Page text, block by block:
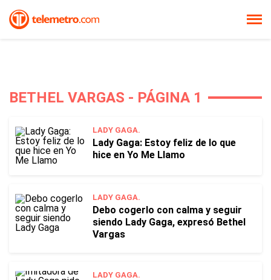
BETHEL VARGAS - PÁGINA 1
LADY GAGA.
Lady Gaga: Estoy feliz de lo que
hice en Yo Me Llamo
LADY GAGA.
Debo cogerlo con calma y seguir
siendo Lady Gaga, expresó Bethel
Vargas
LADY GAGA.